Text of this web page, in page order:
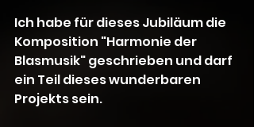
Ich habe für dieses Jubiläum die
Komposition "Harmonie der
Blasmusik" geschrieben und darf
ein Teil dieses wunderbaren
Projekts sein.